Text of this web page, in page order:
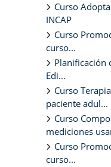
Curso
INCAP
Curso
curso...
Planificación
Edi...
Curso
paciente adul...
Curso
mediciones
Curso
curso...